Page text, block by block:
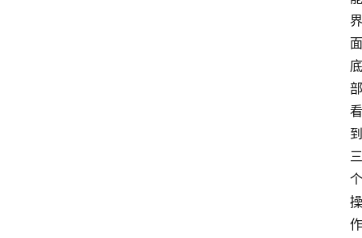
界
面
底
部
看
到
三
个
操
作